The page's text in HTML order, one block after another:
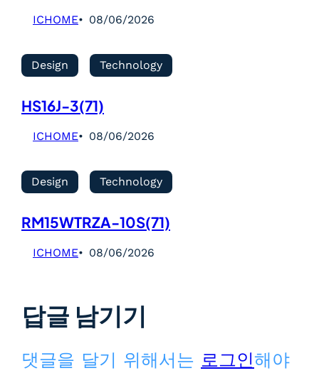
ICHOME 08/06/2026
Design Technology
HS16J-3(71)
ICHOME 08/06/2026
Design Technology
RM15WTRZA-10S(71)
ICHOME 08/06/2026
답글 남기기
댓글을 달기 위해서는 로그인해야